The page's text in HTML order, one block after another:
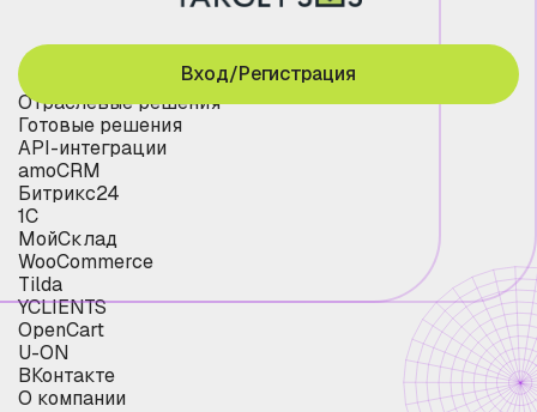
Отраслевые решения
Готовые решения
API-интеграции
amoCRM
Битрикс24
1С
МойСклад
WooCommerce
Tilda
YCLIENTS
OpenCart
U-ON
ВКонтакте
О компании
Вход/Регистрация